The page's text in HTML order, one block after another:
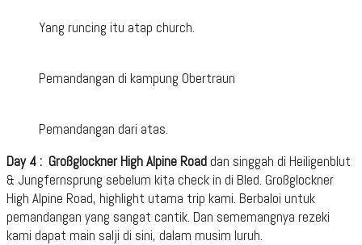
Yang runcing itu atap church.
Pemandangan di kampung Obertraun
Pemandangan dari atas.
Day 4 : Großglockner High Alpine Road dan singgah di Heiligenblut
& Jungfernsprung sebelum kita check in di Bled. Großglockner
High Alpine Road, highlight utama trip kami. Berbaloi untuk
pemandangan yang sangat cantik. Dan sememangnya rezeki
kami dapat main salji di sini, dalam musim luruh.